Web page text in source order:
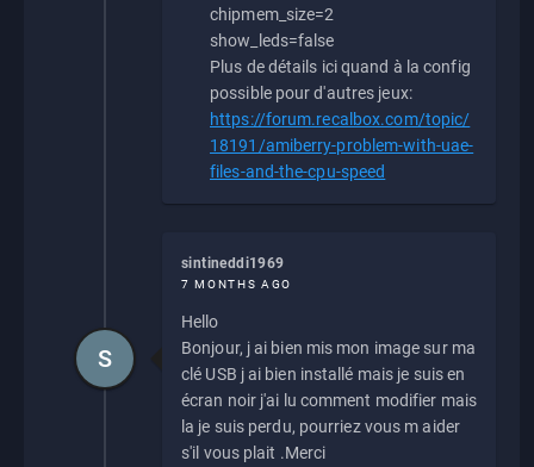
chipmem_size=2
show_leds=false
Plus de détails ici quand à la config
possible pour d'autres jeux:
https://forum.recalbox.com/topic/
18191/amiberry-problem-with-uae-
files-and-the-cpu-speed
sintineddi1969
7 MONTHS AGO
Hello
Bonjour, j ai bien mis mon image sur ma
clé USB j ai bien installé mais je suis en
écran noir j'ai lu comment modifier mais
la je suis perdu, pourriez vous m aider
s'il vous plait .Merci
S